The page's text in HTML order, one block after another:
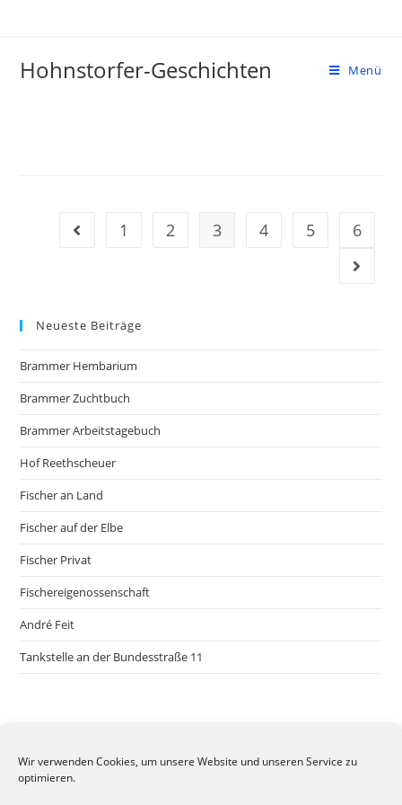
Wir verwenden Cookies, um unsere Website und unseren Service zu
optimieren.
Hohnstorfer-Geschichten Menü
Gehe zur vorherigen Seite
1 2 3 4 5 6
Gehe
Neueste Beiträge
Brammer Hembarium
Brammer Zuchtbuch
Brammer Arbeitstagebuch
Hof Reethscheuer
Fischer an Land
Fischer auf der Elbe
Fischer Privat
Fischereigenossenschaft
André Feit
Tankstelle an der Bundesstraße 11